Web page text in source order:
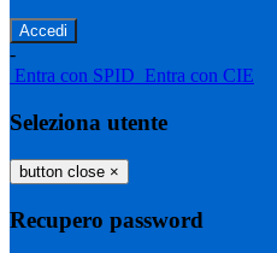
-
Entra con SPID Entra con CIE
Seleziona utente
button close ×
Recupero password